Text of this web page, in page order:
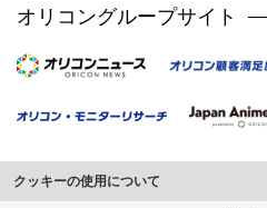
オリコングループサイト
クッキーの使用について